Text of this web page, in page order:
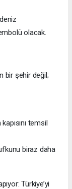
olacak.
bir şehir değil;
temsil
biraz daha
Türkiye’yi